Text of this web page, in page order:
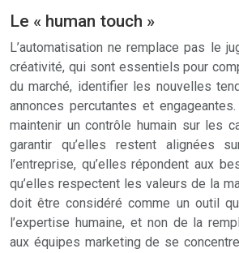
Le « human touch »
L’automatisation ne remplace pas le
créativité, qui sont essentiels pour
du marché, identifier les nouvelles
annonces percutantes et
maintenir un contrôle humain sur les
garantir qu’elles restent alignées
l’entreprise, qu’elles répondent aux
qu’elles respectent les valeurs de la
doit être considéré comme un outil
l’expertise humaine, et non de la
aux équipes marketing de se